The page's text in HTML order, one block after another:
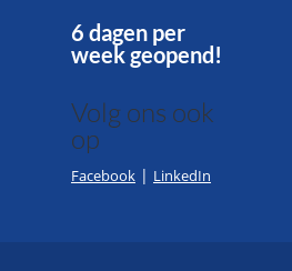
6 dagen per
week geopend!
Volg ons ook
op
Facebook | LinkedIn